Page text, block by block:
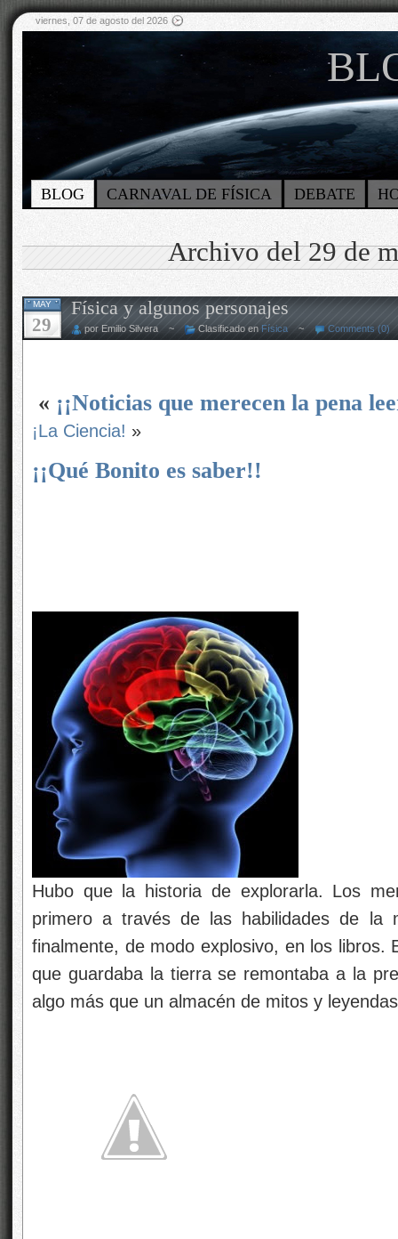
viernes, 07 de agosto del 2026
BLOG CARNAVAL DE FÍSICA DEBATE
Archivo del 29 de
MAY
29
Física y algunos personajes
por Emilio Silvera ~ Clasificado en Física~ Comments (0)
« ¡¡Noticias que merecen la pena
¡La Ciencia! »
¡¡Qué Bonito es saber!!
Hubo que la historia de explorarla. Los
primero a través de las habilidades de la
finalmente, de modo explosivo, en los libros.
que guardaba la tierra se remontaba a la
algo más que un almacén de mitos y